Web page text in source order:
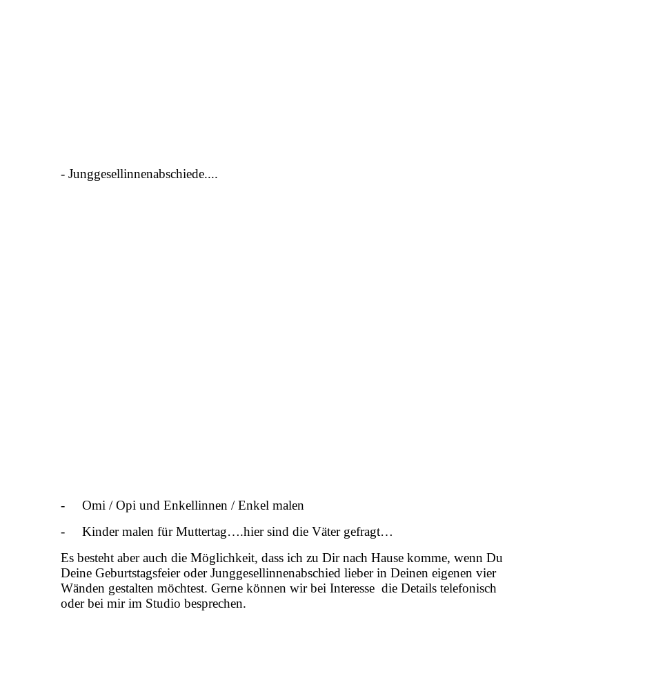
- Junggesellinnenabschiede....
- Omi / Opi und Enkellinnen / Enkel malen
- Kinder malen für Muttertag….hier sind die Väter gefragt…
Es besteht aber auch die Möglichkeit, dass ich zu Dir nach Hause komme, wenn Du
Deine Geburtstagsfeier oder Junggesellinnenabschied lieber in Deinen eigenen vier
Wänden gestalten möchtest. Gerne können wir bei Interesse die Details telefonisch
oder bei mir im Studio besprechen.